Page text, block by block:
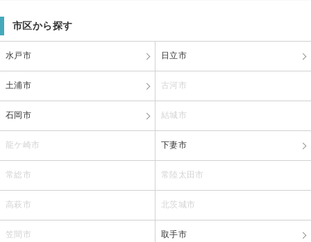
市区から探す
水戸市 日立市
土浦市 古河市
石岡市 結城市
龍ケ崎市 下妻市
常総市 常陸太田市
高萩市 北茨城市
笠間市 取手市